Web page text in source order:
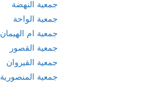
جمعية النهضة
جمعية الواحة
جمعية ام الهيمان
جمعية القصور
جمعية القيروان
جمعية المنصورية